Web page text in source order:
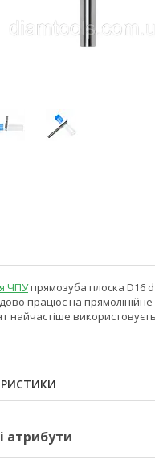
ЧПУпрямозуба плоска D16
працює на прямолінійне
найчастіше
атрибути